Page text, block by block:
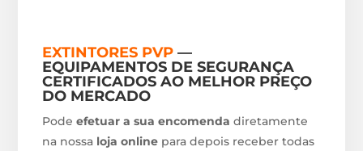
EXTINTORES PVP —
EQUIPAMENTOS DE SEGURANÇA
CERTIFICADOS AO MELHOR PREÇO
DO MERCADO
Podeefetuar a sua encomenda diretamente
na nossa loja online para depois receber todas